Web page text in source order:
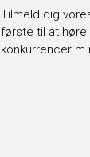
Tilmeld dig
første til at høre
konkurrencer